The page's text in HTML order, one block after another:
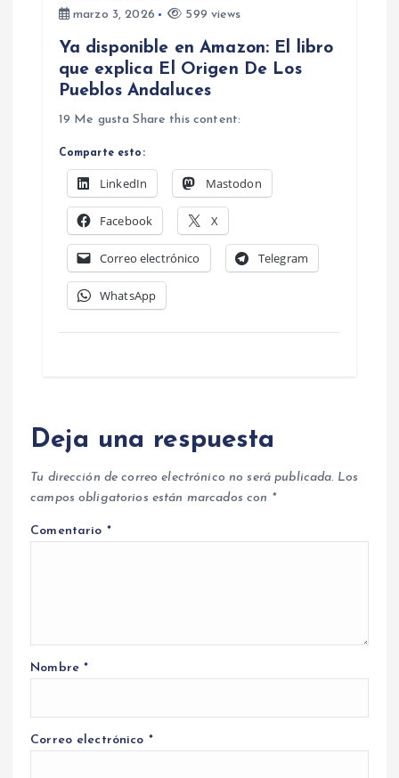
marzo 3, 2026
599 views
Ya disponible en Amazon: El libro
que explica El Origen De Los
Pueblos Andaluces
19 Me gusta Share this content:
Comparte esto:
LinkedIn Mastodon
Facebook X
Correo electrónico Telegram
WhatsApp
Deja una respuesta
Tu dirección de correo electrónico no será publicada. Los
campos obligatorios están marcados con *
Comentario *
Nombre*
Correo electrónico *